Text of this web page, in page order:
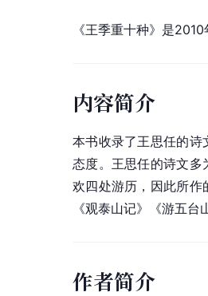
《王季重十种》是2010
内容简介
本书收录了王思任的诗
态度。王思任的诗文
欢四处游历，因此所作
《观泰山记》《游五台
作者简介